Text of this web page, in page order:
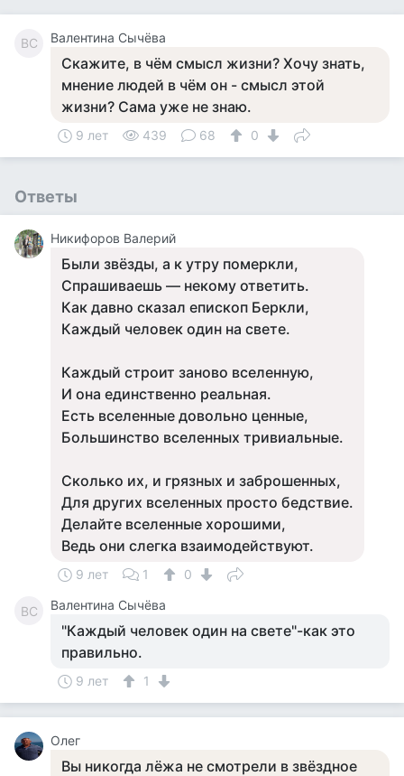
ВС Валентина Сычёва
Скажите, в чём смысл жизни? Хочу знать,
мнение людей в чём он - смысл этой
жизни? Сама уже не знаю.
9 лет 439 68 0
Ответы
Никифоров Валерий
Были звёзды, а к утру померкли,
Спрашиваешь — некому ответить.
Как давно сказал епископ Беркли,
Каждый человек один на свете.
Каждый строит заново вселенную,
И она единственно реальная.
Есть вселенные довольно ценные,
Большинство вселенных тривиальные.
Сколько их, и грязных и заброшенных,
Для других вселенных просто бедствие.
Делайте вселенные хорошими,
Ведь они слегка взаимодействуют.
9 лет 1 0
ВС Валентина Сычёва
"Каждый человек один на свете"-как это
правильно.
9 лет 1
Олег
Вы никогда лёжа не смотрели в звёздное